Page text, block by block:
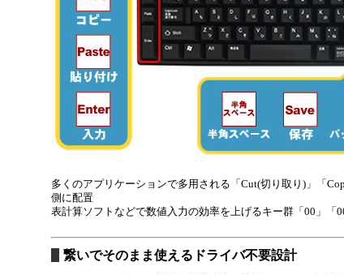
多くのアプリケーションで多用される「Cut(切り取り)」「
側に配置
表計算ソフトなどで数値入力の効率を上げるキー群「00」「
繋いでそのまま使えるドライバ不要設計